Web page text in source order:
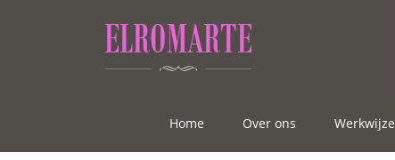
Home Over ons Werkwijze